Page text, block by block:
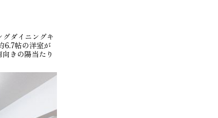
ダイニングキ
6.7帖の洋室が
きの陽当たり